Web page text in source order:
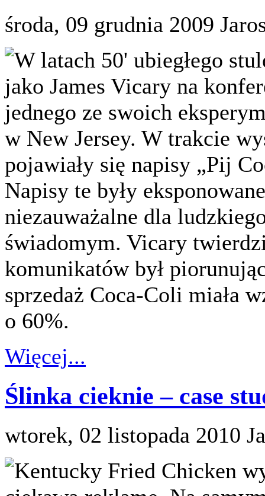
środa, 09 grudnia 2009
W latach 50' ubiegłego
jako James Vicary na
jednego ze swoich
w New Jersey. W trakcie
pojawiały się napisy „Pij
Napisy te były
niezauważalne dla
świadomym. Vicary
komunikatów był
sprzedaż Coca-Coli miała
o 60%.
Więcej...
Ślinka cieknie – case
wtorek, 02 listopada 2010
Kentucky Fried Chicken